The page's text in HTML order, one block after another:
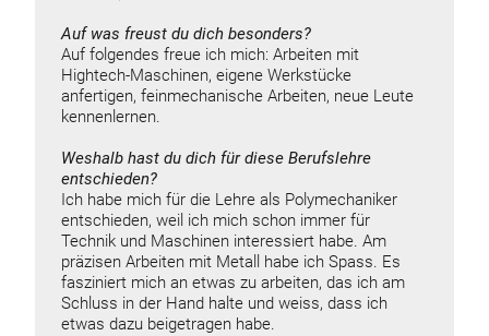
Auf was freust du dich besonders?
Auf folgendes freue ich mich: Arbeiten mit
Hightech-Maschinen, eigene Werkstücke
anfertigen, feinmechanische Arbeiten, neue Leute
kennenlernen.
Weshalb hast du dich für diese Berufslehre
entschieden?
Ich habe mich für die Lehre als Polymechaniker
entschieden, weil ich mich schon immer für
Technik und Maschinen interessiert habe. Am
präzisen Arbeiten mit Metall habe ich Spass. Es
fasziniert mich an etwas zu arbeiten, das ich am
Schluss in der Hand halte und weiss, dass ich
etwas dazu beigetragen habe.